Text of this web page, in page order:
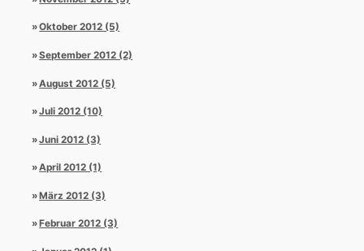
Oktober 2012 (5)
September 2012 (2)
August 2012 (5)
Juli 2012 (10)
Juni 2012 (3)
April 2012 (1)
März 2012 (3)
Februar 2012 (3)